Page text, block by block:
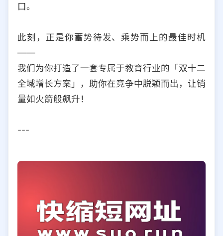
口。
此刻，正是你蓄势待发、乘势而上的最佳时机
——
我们为你打造了一套专属于教育行业的「双十二
全域增长方案」，助你在竞争中脱颖而出，让销
量如火箭般飙升！
---